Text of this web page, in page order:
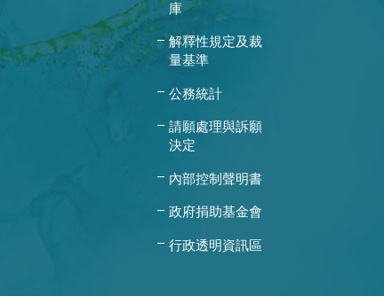
庫
解釋性規定及裁
量基準
公務統計
請願處理與訴願
決定
內部控制聲明書
政府捐助基金會
行政透明資訊區